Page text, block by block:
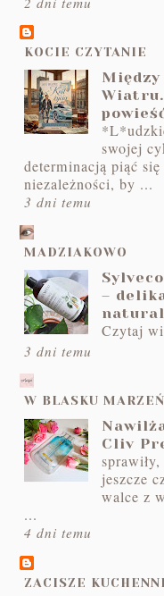
KOCIE CZYTANIE
swojej
determinacją piąć
niezależności, by ...
3 dni temu
MADZIAKOWO
–
Czytaj
3 dni temu
W BLASKU
Cliv
jeszcze
walce z
...
4 dni temu
ZACISZE